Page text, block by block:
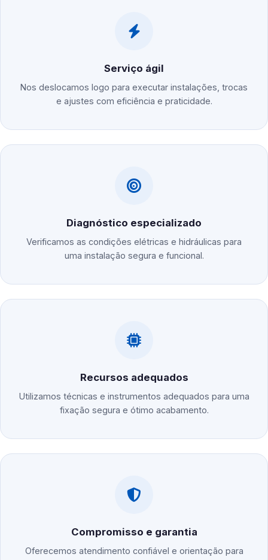
Serviço ágil
Nos deslocamos logo para executar instalações, trocas
e ajustes com eficiência e praticidade.
Diagnóstico especializado
Verificamos as condições elétricas e hidráulicas para
uma instalação segura e funcional.
Recursos adequados
Utilizamos técnicas e instrumentos adequados para uma
fixação segura e ótimo acabamento.
Compromisso e garantia
Oferecemos atendimento confiável e orientação para